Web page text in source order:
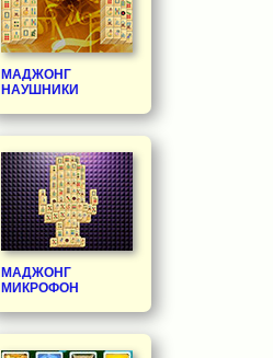
МАДЖОНГ
НАУШНИКИ
МАДЖОНГ
МИКРОФОН